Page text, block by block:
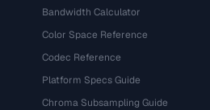
Bandwidth Calculator
Color Space Reference
Codec Reference
Platform Specs Guide
Chroma Subsampling Guide